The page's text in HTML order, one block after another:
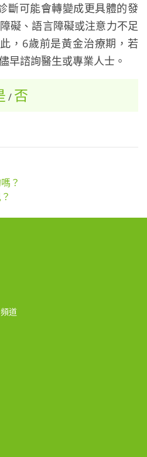
斷可能會轉變成更具體的發
礙、語言障礙或注意力不足
，6歲前是黃金治療期，若
早諮詢醫生或專業人士。
/ 否
？
道